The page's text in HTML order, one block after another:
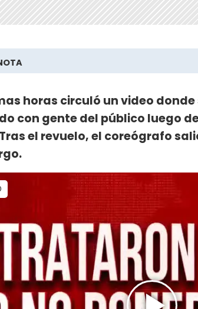
horas circuló un video donde
con gente del público luego
el revuelo, el coreógrafo